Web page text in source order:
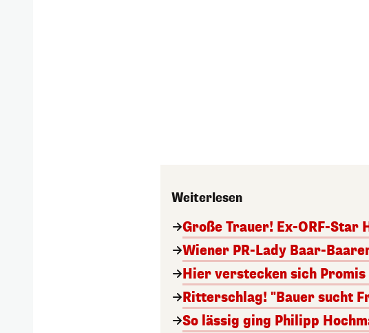
Weiterlesen
Große Trauer! Ex-ORF-
Wiener PR-Lady Baar-
Hier verstecken sich
Ritterschlag! "Bauer sucht
So lässig ging Philipp